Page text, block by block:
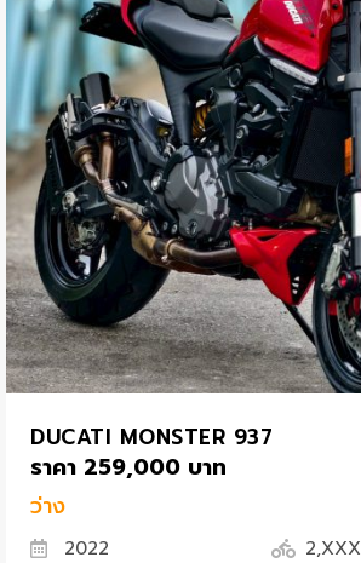
DUCATI MONSTER 937
ราคา 259,000 บาท
ว่าง
2022
2,XXX